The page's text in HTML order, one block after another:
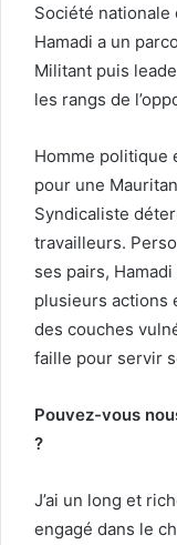
Société nationale
Hamadi a un
Militant puis
les rangs de
Homme politique
pour une
Syndicaliste
travailleurs.
ses pairs,
plusieurs actions
des couches
faille pour servir
Pouvez-vous
?
J’ai un long et
engagé dans le